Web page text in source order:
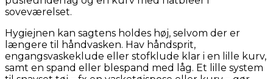
soveværelset.
Hygiejnen kan sagtens holdes høj, selvom der er
længere til håndvasken. Hav håndsprit,
engangsvaskeklude eller stofklude klar i en lille kurv,
samt en spand eller blespand med låg. Et lille system